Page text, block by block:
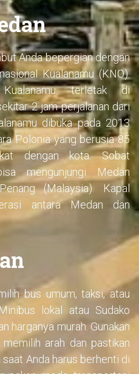
Anda bepergian dengan
Kualanamu (KNO).
Kualanamu terletak di
2 jam perjalanan dari
dibuka pada 2013
Polonia yang berusia 85
dengan kota. Sobat
mengunjungi Medan
(Malaysia). Kapal
antara Medan dan
bus umum, taksi, atau
lokal atau Sudako
harganya murah. Gunakan
arah dan pastikan
Anda harus berhenti di